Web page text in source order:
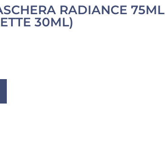
RADIANCE 75ML
30ML)